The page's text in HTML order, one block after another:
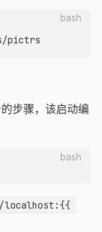
bash
步骤，该启动编
bash